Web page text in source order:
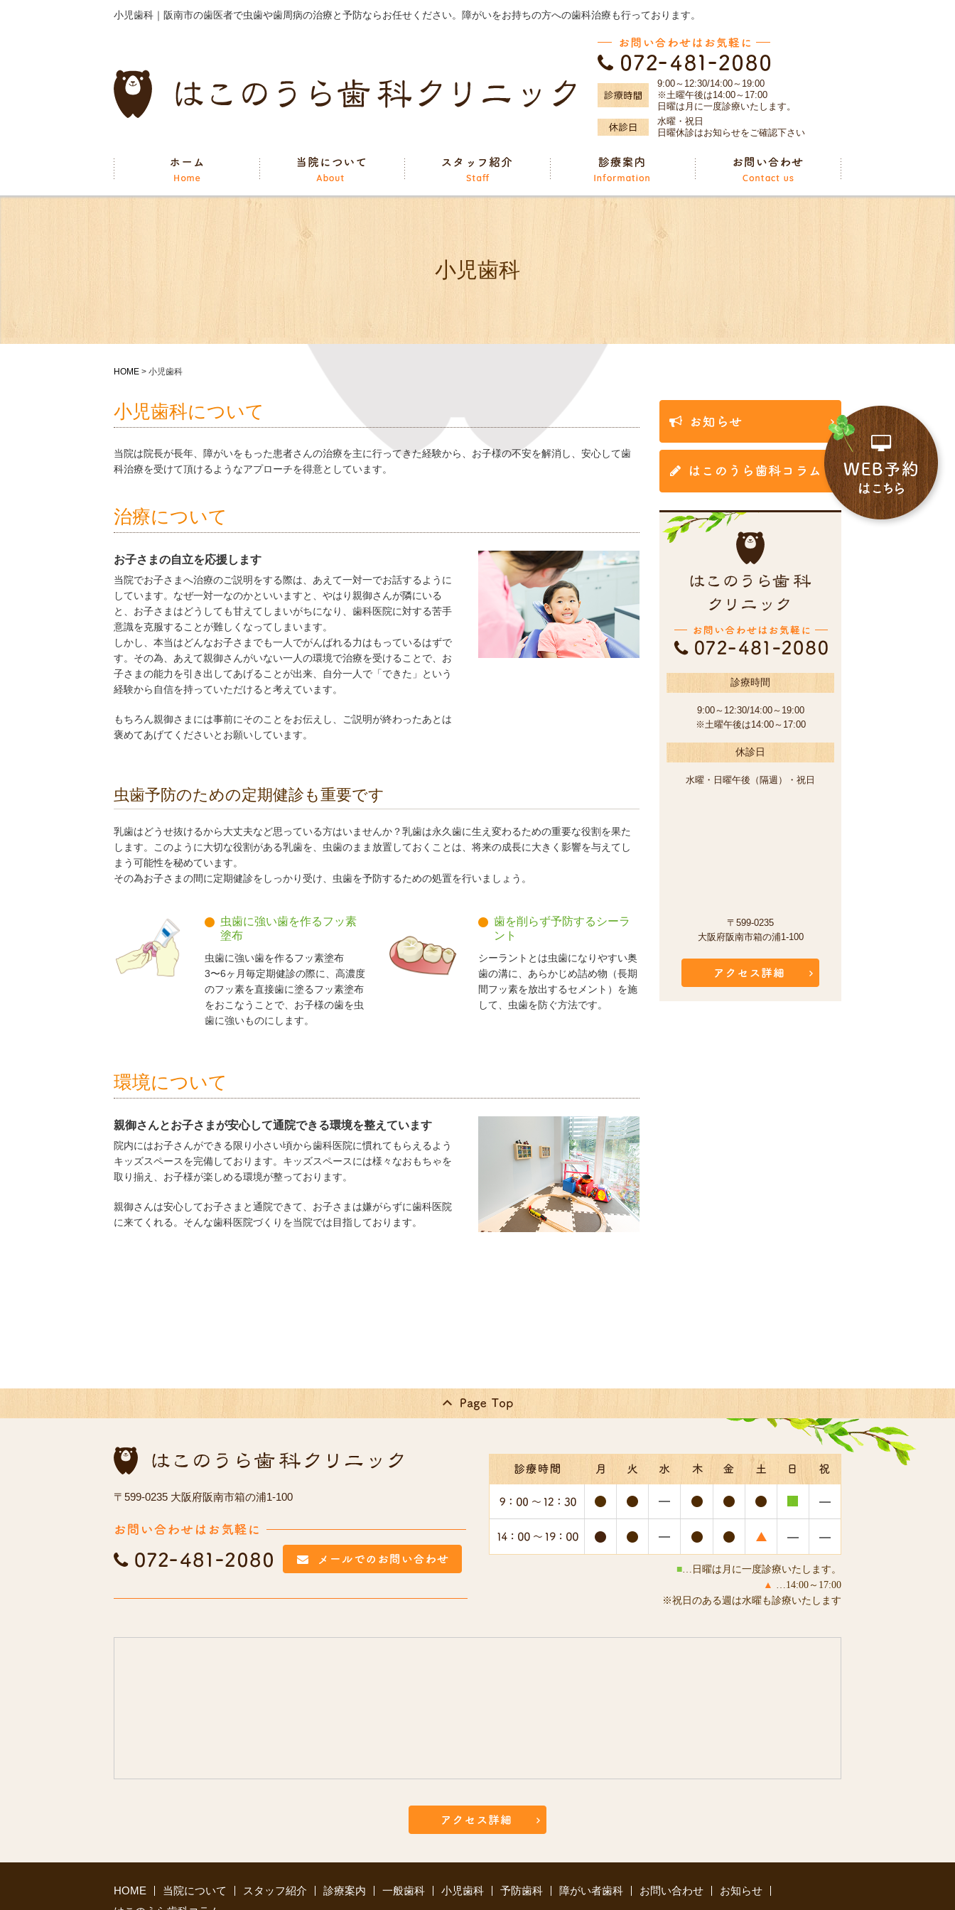
小児歯科｜阪南市の歯医者で虫歯や歯周病の治療と予防ならお任せください。障がいをお持ちの方への歯科治療も行っております。
9:00～12:30/14:00～19:00
※土曜午後は14:00～17:00
日曜は月に一度診療いたします。
水曜・祝日
日曜休診はお知らせをご確認下さい
小児歯科
HOME > 小児歯科
小児歯科について
当院は院長が長年、障がいをもった患者さんの治療を主に行ってきた経験から、お子様の不安を解消し、安心して歯
科治療を受けて頂けるようなアプローチを得意としています。
治療について
お子さまの自立を応援します
当院でお子さまへ治療のご説明をする際は、あえて一対一でお話するように
しています。なぜ一対一なのかといいますと、やはり親御さんが隣にいる
と、お子さまはどうしても甘えてしまいがちになり、歯科医院に対する苦手
意識を克服することが難しくなってしまいます。
しかし、本当はどんなお子さまでも一人でがんばれる力はもっているはずで
す。その為、あえて親御さんがいない一人の環境で治療を受けることで、お
子さまの能力を引き出してあげることが出来、自分一人で「できた」という
経験から自信を持っていただけると考えています。
もちろん親御さまには事前にそのことをお伝えし、ご説明が終わったあとは
褒めてあげてくださいとお願いしています。
虫歯予防のための定期健診も重要です
乳歯はどうせ抜けるから大丈夫など思っている方はいませんか？乳歯は永久歯に生え変わるための重要な役割を果た
します。このように大切な役割がある乳歯を、虫歯のまま放置しておくことは、将来の成長に大きく影響を与えてし
まう可能性を秘めています。
その為お子さまの間に定期健診をしっかり受け、虫歯を予防するための処置を行いましょう。
虫歯に強い歯を作るフッ素
塗布
虫歯に強い歯を作るフッ素塗布
3〜6ヶ月毎定期健診の際に、高濃度
のフッ素を直接歯に塗るフッ素塗布
をおこなうことで、お子様の歯を虫
歯に強いものにします。
歯を削らず予防するシーラ
ント
シーラントとは虫歯になりやすい奥
歯の溝に、あらかじめ詰め物（長期
間フッ素を放出するセメント）を施
して、虫歯を防ぐ方法です。
環境について
親御さんとお子さまが安心して通院できる環境を整えています
院内にはお子さんができる限り小さい頃から歯科医院に慣れてもらえるよう
キッズスペースを完備しております。キッズスペースには様々なおもちゃを
取り揃え、お子様が楽しめる環境が整っております。
親御さんは安心してお子さまと通院できて、お子さまは嫌がらずに歯科医院
に来てくれる。そんな歯科医院づくりを当院では目指しております。
診療時間
9:00～12:30/14:00～19:00
※土曜午後は14:00～17:00
休診日
水曜・日曜午後（隔週）・祝日
〒599-0235
大阪府阪南市箱の浦1-100
〒599-0235 大阪府阪南市箱の浦1-100
■…日曜は月に一度診療いたします。
▲ …14:00～17:00
※祝日のある週は水曜も診療いたします
HOME 当院について スタッフ紹介 診療案内 一般歯科 小児歯科 予防歯科 障がい者歯科 お問い合わせ
お知らせ